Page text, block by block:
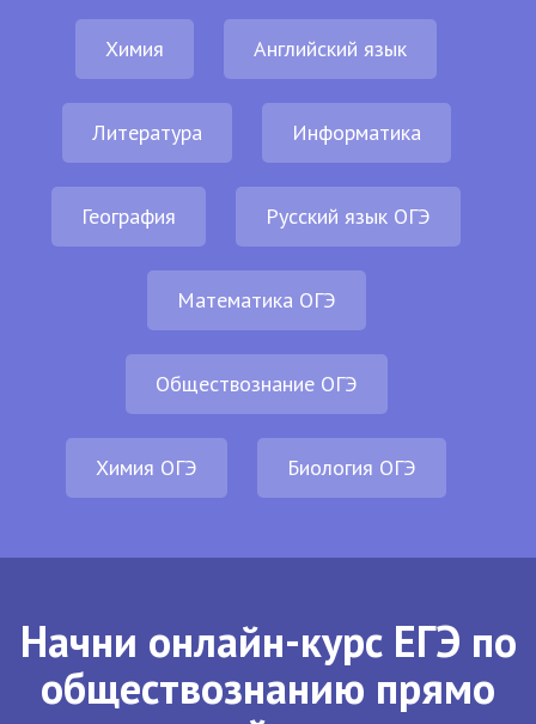
Химия Английский язык
Литература Информатика
География Русский язык ОГЭ
Математика ОГЭ
Обществознание ОГЭ
Химия ОГЭ Биология ОГЭ
Начни онлайн-курс ЕГЭ по
обществознанию прямо